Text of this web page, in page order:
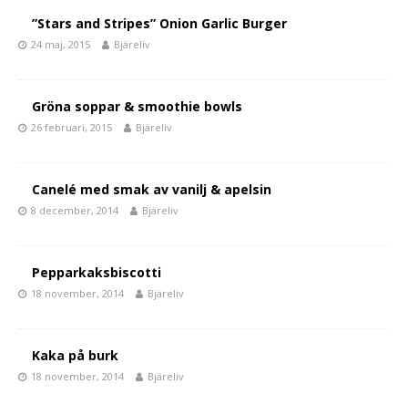
”Stars and Stripes” Onion Garlic Burger
24 maj, 2015 Bjäreliv
Gröna soppar & smoothie bowls
26 februari, 2015 Bjäreliv
Canelé med smak av vanilj & apelsin
8 december, 2014 Bjäreliv
Pepparkaksbiscotti
18 november, 2014 Bjäreliv
Kaka på burk
18 november, 2014 Bjäreliv